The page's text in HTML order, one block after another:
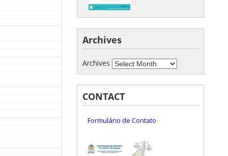
Archives
Archives
CONTACT
Formulário de Contato